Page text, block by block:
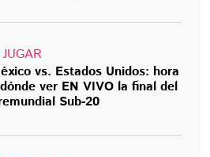
vs. Estados Unidos: hora
ver EN VIVO la final del
Sub-20